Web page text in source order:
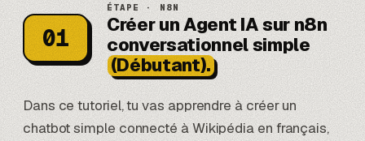
01
ÉTAPE · N8N
Créer un Agent IA sur n8n
conversationnel simple
(Débutant).
Dans ce tutoriel, tu vas apprendre à créer un
chatbot simple connecté à Wikipédia en français,